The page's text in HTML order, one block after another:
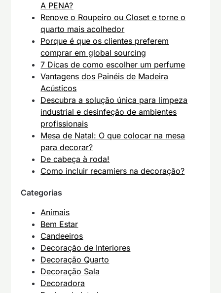
A PENA?
Renove o Roupeiro ou Closet e torne o
quarto mais acolhedor
Porque é que os clientes preferem
comprar em global sourcing
7 Dicas de como escolher um perfume
Vantagens dos Painéis de Madeira
Acústicos
Descubra a solução única para limpeza
industrial e desinfeção de ambientes
profissionais
Mesa de Natal: O que colocar na mesa
para decorar?
De cabeça à roda!
Como incluir recamiers na decoração?
Categorias
Animais
Bem Estar
Candeeiros
Decoração de Interiores
Decoração Quarto
Decoração Sala
Decoradora